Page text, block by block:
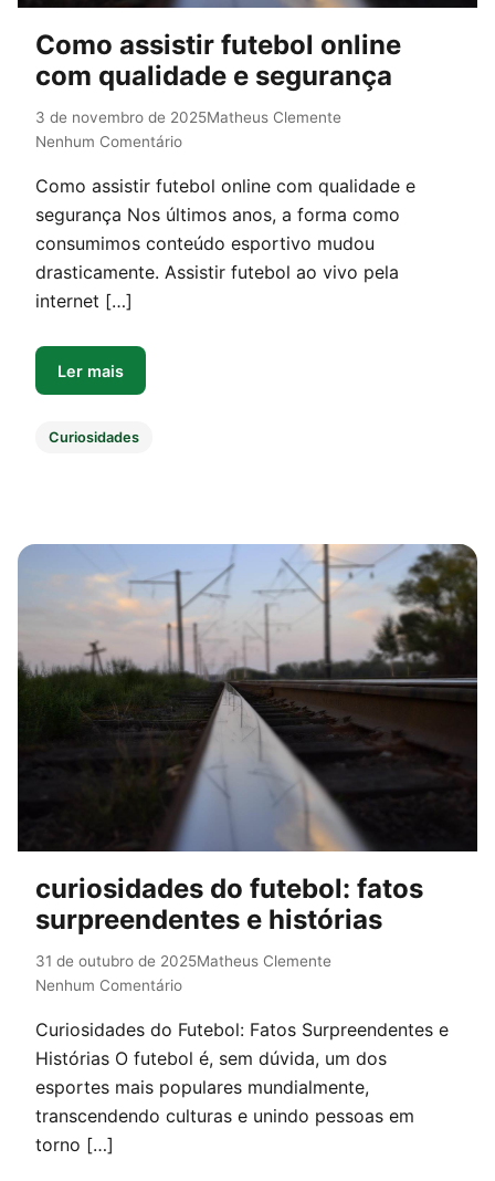
Como assistir futebol online
com qualidade e segurança
3 de novembro de 2025Matheus Clemente
Nenhum Comentário
Como assistir futebol online com qualidade e
segurança Nos últimos anos, a forma como
consumimos conteúdo esportivo mudou
drasticamente. Assistir futebol ao vivo pela
internet […]
Ler mais
Curiosidades
curiosidades do futebol: fatos
surpreendentes e histórias
31 de outubro de 2025Matheus Clemente
Nenhum Comentário
Curiosidades do Futebol: Fatos Surpreendentes e
Histórias O futebol é, sem dúvida, um dos
esportes mais populares mundialmente,
transcendendo culturas e unindo pessoas em
torno […]